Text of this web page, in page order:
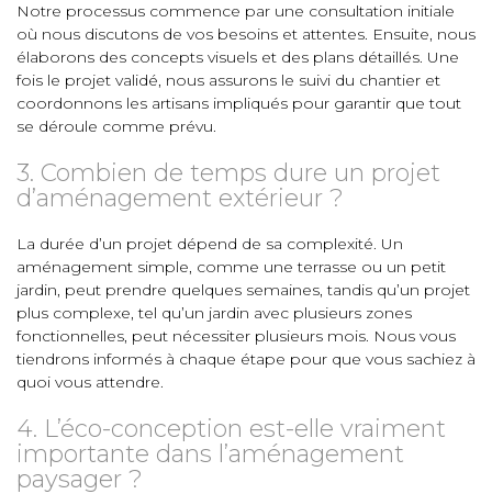
Notre processus commence par une consultation initiale
où nous discutons de vos besoins et attentes. Ensuite, nous
élaborons des concepts visuels et des plans détaillés. Une
fois le projet validé, nous assurons le suivi du chantier et
coordonnons les artisans impliqués pour garantir que tout
se déroule comme prévu.
3. Combien de temps dure un projet
d’aménagement extérieur ?
La durée d’un projet dépend de sa complexité. Un
aménagement simple, comme une terrasse ou un petit
jardin, peut prendre quelques semaines, tandis qu’un projet
plus complexe, tel qu’un jardin avec plusieurs zones
fonctionnelles, peut nécessiter plusieurs mois. Nous vous
tiendrons informés à chaque étape pour que vous sachiez à
quoi vous attendre.
4. L’éco-conception est-elle vraiment
importante dans l’aménagement
paysager ?